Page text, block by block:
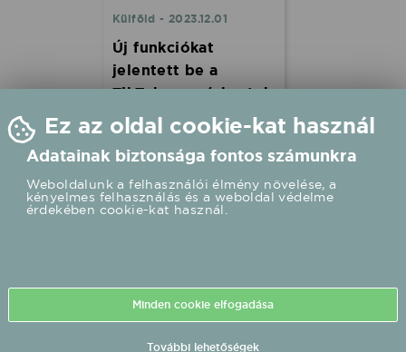
Külföld - 2023.12.01
Új funkciókat
jelentett be a
TikTok: megérkeztek
az előadói profilok!
elindította az előadói
fiókokat. Ezeket a fiókokat
bármely zenész aktiválhatja,
és olyan eszközöket
elkötelezettségét.
Vizsgáljuk meg az ezzel
járó új funkciókat
közelebbről!
Ez az oldal cookie-kat használ
Adatainak biztonsága fontos számunkra
Weboldalunk a felhasználói élmény növelése, a
kényelmes felhasználás és a weboldal védelme
érdekében cookie-kat használ.
Minden cookie elfogadása
További lehetőségek